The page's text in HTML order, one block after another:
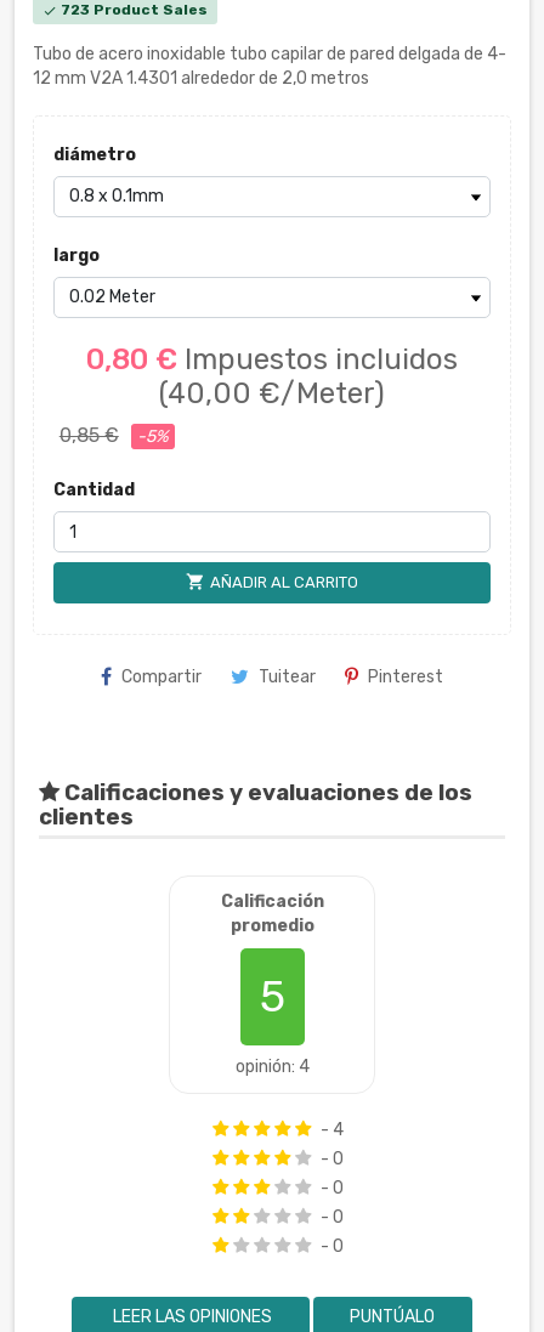
check 723 Product Sales
Tubo de acero inoxidable tubo capilar de pared delgada de 4-
12 mm V2A 1.4301 alrededor de 2,0 metros
diámetro
largo
0,80 € Impuestos incluidos
(40,00 €/Meter)
0,85 € -5%
Cantidad
shopping_cart AÑADIR AL CARRITO
Compartir Tuitear Pinterest
Calificaciones y evaluaciones de los
clientes
Calificación
promedio
5
opinión: 4
- 4
- 0
- 0
- 0
- 0
LEER LAS OPINIONES PUNTÚALO